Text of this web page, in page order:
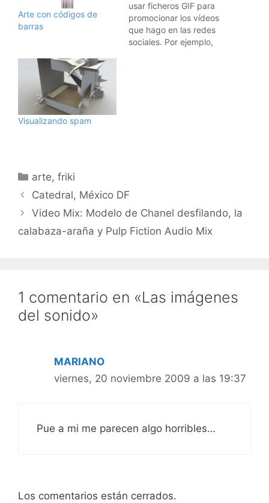
Arte con códigos de
barras
usar ficheros GIF para
promocionar los vídeos
que hago en las redes
sociales. Por ejemplo,
Visualizando spam
Categorías
arte,friki
Catedral, México DF
Video Mix: Modelo de Chanel desfilando, la
calabaza-araña y Pulp Fiction Audio Mix
1 comentario en «Las imágenes
del sonido»
MARIANO
viernes, 20 noviembre 2009 a las 19:37
Pue a mi me parecen algo horribles…
Los comentarios están cerrados.